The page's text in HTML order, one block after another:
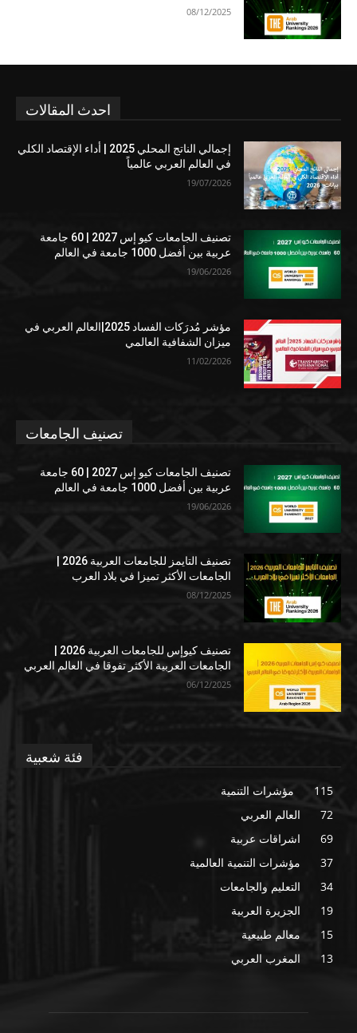
08/12/2025
احدث المقالات
إجمالي الناتج المحلي 2025 | أداء الإقتصاد الكلي
في العالم العربي عالمياً
19/07/2026
تصنيف الجامعات كيو إس 2027 | 60 جامعة
عربية بين أفضل 1000 جامعة في العالم
19/06/2026
مؤشر مُدرَكات الفساد 2025|العالم العربي في
ميزان الشفافية العالمي
11/02/2026
تصنيف الجامعات
تصنيف الجامعات كيو إس 2027 | 60 جامعة
عربية بين أفضل 1000 جامعة في العالم
19/06/2026
الجامعات الأكثر تميزا في بلاد العرب
08/12/2025
الجامعات العربية الأكثر تفوقا في العالم العربي
06/12/2025
فئة شعبية
مؤشرات التنمية
115
العالم العربي
72
اشراقات عربية
69
مؤشرات التنمية العالمية
37
التعليم والجامعات
34
الجزيرة العربية
19
معالم طبيعية
15
المغرب العربي
13